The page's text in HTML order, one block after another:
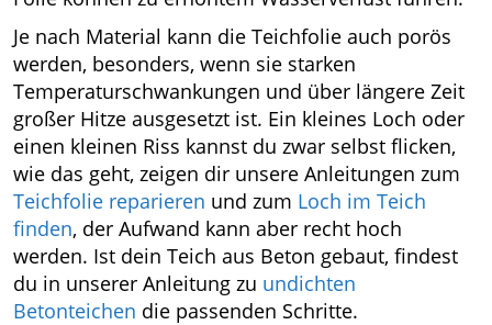
Je nach Material kann die Teichfolie auch porös
werden, besonders, wenn sie starken
Temperaturschwankungen und über längere Zeit
großer Hitze ausgesetzt ist. Ein kleines Loch oder
einen kleinen Riss kannst du zwar selbst flicken,
wie das geht, zeigen dir unsere Anleitungen zum
Teichfolie reparieren und zum Loch im Teich
finden, der Aufwand kann aber recht hoch
werden. Ist dein Teich aus Beton gebaut, findest
du in unserer Anleitung zu undichten
Betonteichen die passenden Schritte.